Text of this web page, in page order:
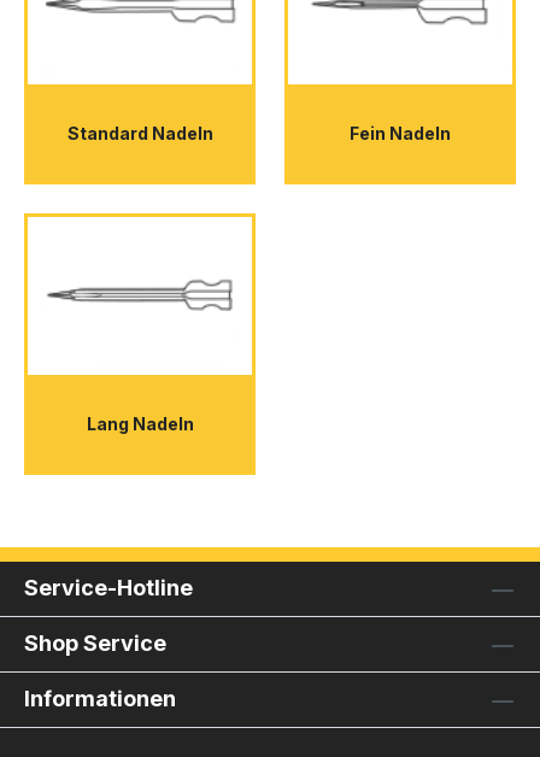
Standard Nadeln Fein Nadeln
Lang Nadeln
Service-Hotline
Shop Service
Informationen